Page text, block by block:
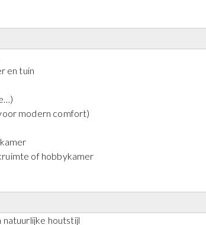
en tuin
modern comfort)
of hobbykamer
houtstijl